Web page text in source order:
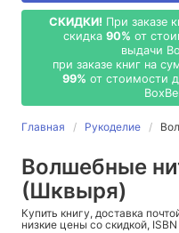
СКИДКИ! При заказе
скидка 90% от
выдачи
при заказе книг на
99% от стоимости
Главная Рукоделие
Волшебные
(Шквыря)
Купить книгу, доставка
низкие цены со скидкой,